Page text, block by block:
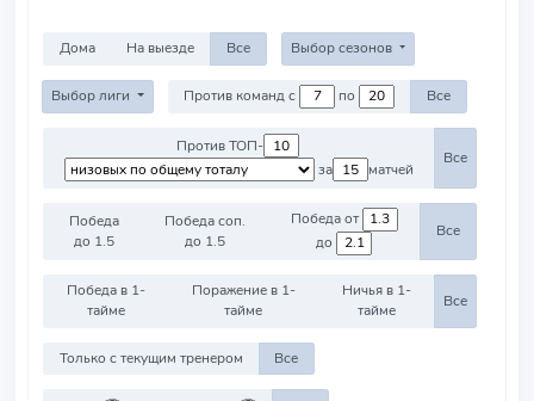
Дома На выезде Все Выбор сезонов
Выбор лиги Против команд с по Все
Против ТОП-
за
матчей
Все
Победа
до 1.5
Победа соп.
до 1.5
Победа от
до
Все
Победа в 1-
тайме
Поражение в 1-
тайме
Ничья в 1-
тайме
Все
Только с текущим тренером Все